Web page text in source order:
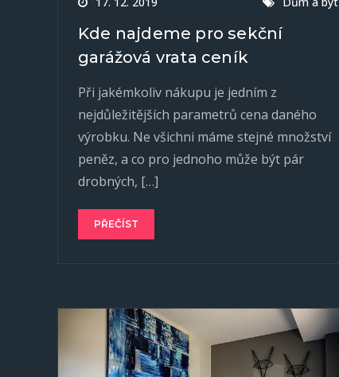
Kde najdeme pro sekční
garážová vrata ceník
Při jakémkoliv nákupu je jedním z
nejdůležitějších parametrů cena daného
výrobku. Ne všichni máme stejné množství
peněz, a co pro jednoho může být pár
drobných, […]
PŘEČÍST